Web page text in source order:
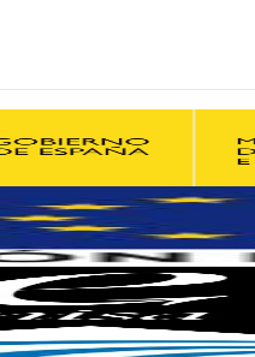
plataforma en el
Las lecciones de los líderes
sabe mucho de
bitcoins sin tener ni